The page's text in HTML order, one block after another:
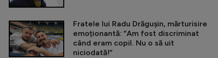
Fratele lui Radu Drăgușin, mărturisire
emoționantă: ”Am fost discriminat
când eram copil. Nu o să uit
niciodată!”